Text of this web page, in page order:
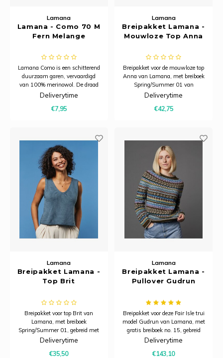
Lamana
Lamana - Como 70 M
Fern Melange
Lamana Como is een schitterend
duurzaam garen, vervaardigd
van 100% merinowol. De draad
heeft een subtiele structuur en
Deliverytime
€7,95
Lamana
Breipakket Lamana -
Mouwloze Top Anna
Breipakket voor de mouwloze top
Anna van Lamana, met breiboek
Spring/Summer 01 van
Lamana, gebreid met Como.
Deliverytime
€42,75
Lamana
Breipakket Lamana -
Top Brit
Breipakket voor top Brit van
Lamana, met breiboek
Spring/Summer 01, gebreid met
één kleur Cosma (Basalt blauw :
Deliverytime
€35,50
Lamana
Breipakket Lamana -
Pullover Gudrun
Breipakket voor deze Fair Isle trui
model Gudrun van Lamana, met
gratis breiboek no. 15, gebreid
met 12 kleuren Como.
Deliverytime
€143,10